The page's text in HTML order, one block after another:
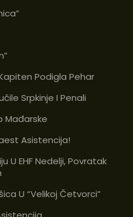
Podigla Pehar
Srpkinje I Penali
Mađarske
Asistencija!
U EHF Nedelji, Povratak
U “velikoj Četvorci”